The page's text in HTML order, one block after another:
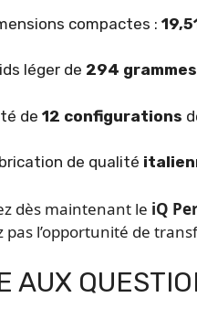
compactes :
léger de 294 grammes
de 12 configurations
de qualité
dès maintenant le iQ
pas l’opportunité de
AUX